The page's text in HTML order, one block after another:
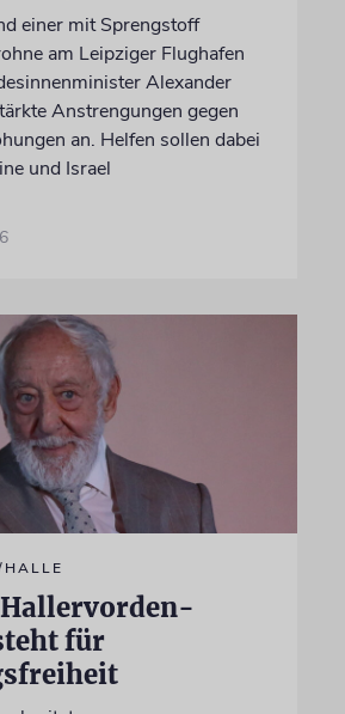
einer mit Sprengstoff
am Leipziger Flughafen
Alexander
Anstrengungen gegen
an. Helfen sollen dabei
und Israel
HALLE
Hallervorden-
für